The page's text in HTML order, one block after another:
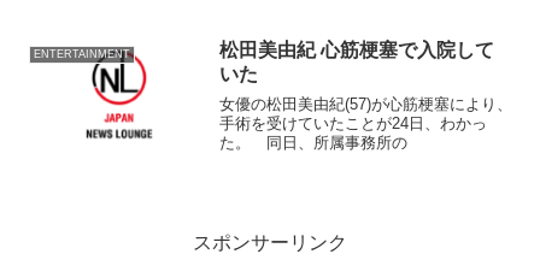
ENTERTAINMENT
松田美由紀 心筋梗塞で入院して
いた
女優の松田美由紀(57)が心筋梗塞により、
手術を受けていたことが24日、わかっ
た。 同日、所属事務所の
スポンサーリンク